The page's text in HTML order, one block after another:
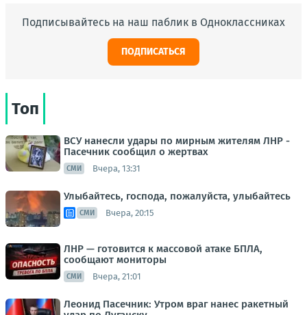
Подписывайтесь на наш паблик в Одноклассниках
ПОДПИСАТЬСЯ
Топ
ВСУ нанесли удары по мирным жителям ЛНР -
Пасечник сообщил о жертвах
СМИ Вчера, 13:31
Улыбайтесь, господа, пожалуйста, улыбайтесь
СМИ Вчера, 20:15
ЛНР — готовится к массовой атаке БПЛА,
сообщают мониторы
СМИ Вчера, 21:01
Леонид Пасечник: Утром враг нанес ракетный